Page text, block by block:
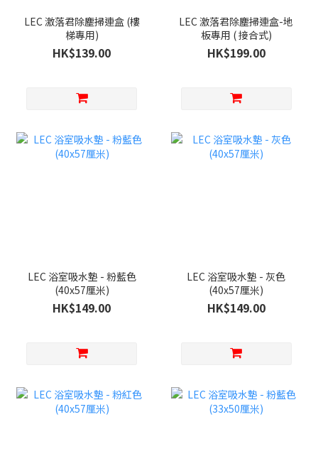
LEC 激落君除塵掃連盒 (樓
梯專用)
HK$139.00
LEC 激落君除塵掃連盒-地
板專用 ( 接合式)
HK$199.00
LEC 浴室吸水墊 - 粉藍色
(40x57厘米)
HK$149.00
LEC 浴室吸水墊 - 灰色
(40x57厘米)
HK$149.00